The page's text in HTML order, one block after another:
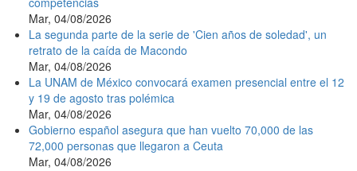
Mar, 04/08/2026
La segunda parte de la serie de 'Cien años de soledad', un
retrato de la caída de Macondo
Mar, 04/08/2026
La UNAM de México convocará examen presencial entre el 12
y 19 de agosto tras polémica
Mar, 04/08/2026
Gobierno español asegura que han vuelto 70,000 de las
72,000 personas que llegaron a Ceuta
Mar, 04/08/2026